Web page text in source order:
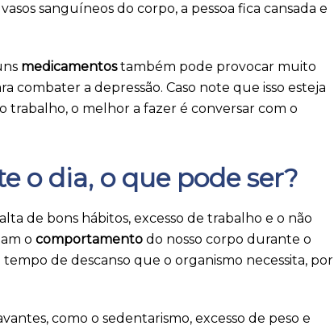
sanguíneos do corpo, a pessoa fica cansada e
medicamentostambém pode provocar muito
combater a depressão. Caso note que isso esteja
trabalho, o melhor a fazer é conversar com o
o dia, o que pode ser?
de bons hábitos, excesso de trabalho e o não
o comportamento do nosso corpo durante o
de descanso que o organismo necessita, por
como o sedentarismo, excesso de peso e